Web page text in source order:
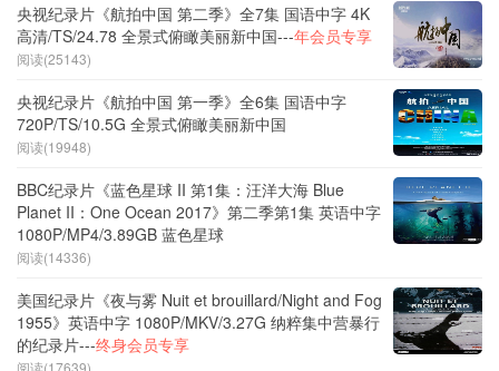
央视纪录片《航拍中国 第二季》全7集 国语中字 4K
高清/TS/24.78 全景式俯瞰美丽新中国---年会员专享
阅读(25143)
央视纪录片《航拍中国 第一季》全6集 国语中字
720P/TS/10.5G 全景式俯瞰美丽新中国
阅读(19948)
BBC纪录片《蓝色星球 II 第1集：汪洋大海 Blue
Planet II：One Ocean 2017》第二季第1集 英语中字
1080P/MP4/3.89GB 蓝色星球
阅读(14336)
美国纪录片《夜与雾 Nuit et brouillard/Night and Fog
1955》英语中字 1080P/MKV/3.27G 纳粹集中营暴行
的纪录片---终身会员专享
阅读(17639)